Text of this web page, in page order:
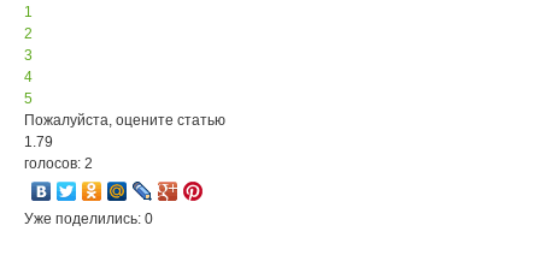
1
2
3
4
5
Пожалуйста, оцените статью
1.79
голосов: 2
Уже поделились: 0